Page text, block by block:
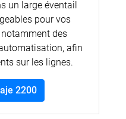
un large éventail
pour vos
des
afin
sur les lignes.
2200